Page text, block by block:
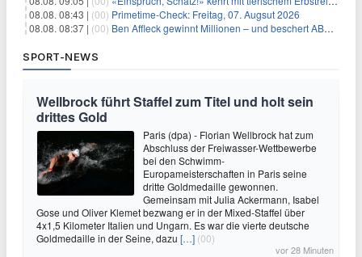
08.08. 08:43 | (00) Primetime-Check: Freitag, 07. Augsut 2026
08.08. 08:37 | (00) Ben Affleck gewinnt Millionen – und beschert ABC Top-Quoten
SPORT-NEWS
Wellbrock führt Staffel zum Titel und holt sein
drittes Gold
Paris (dpa) - Florian Wellbrock hat zum
Abschluss der Freiwasser-Wettbewerbe
bei den Schwimm-
Europameisterschaften in Paris seine
dritte Goldmedaille gewonnen.
Gemeinsam mit Julia Ackermann, Isabel
Gose und Oliver Klemet bezwang er in der Mixed-Staffel über
4x1,5 Kilometer Italien und Ungarn. Es war die vierte deutsche
Goldmedaille in der Seine, dazu […] (00)
vor 28 Minuten